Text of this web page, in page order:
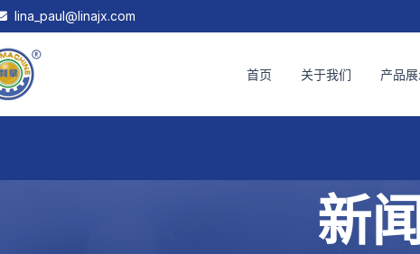
lina_paul@linajx.com
首页 关于我们 产品
新